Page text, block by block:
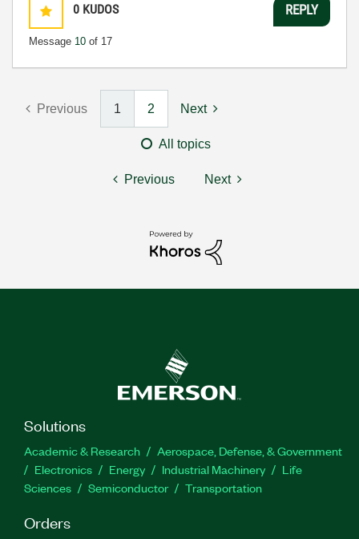
0 KUDOS
Message 10 of 17
REPLY
Previous 1 2 Next
All topics
Previous Next
Solutions
Academic & Research
Aerospace, Defense, & Government
Electronics
Energy Industrial Machinery
Life
Sciences
Semiconductor Transportation
Orders